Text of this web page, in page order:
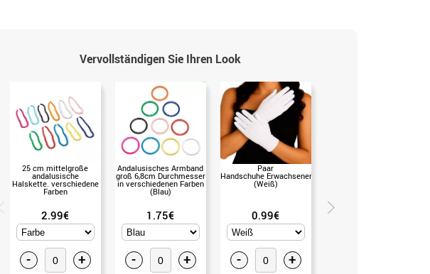
Vervollständigen Sie Ihren Look
25 cm mittelgroße
andalusische
Halskette. verschiedene
Farben
2.99€
- +
Andalusisches Armband
groß 6,8cm Durchmesser
in verschiedenen Farben
(Blau)
1.75€
- +
Paar
Handschuhe Erwachsener
(Weiß)
0.99€
- +